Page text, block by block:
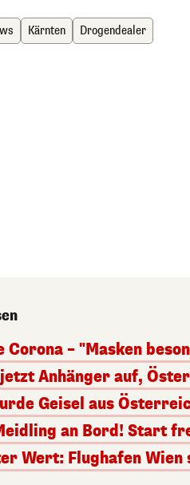
Kärnten Drogendealer
Corona – "Masken
Anhänger auf,
Geisel aus
an Bord! Start
Wert: Flughafen